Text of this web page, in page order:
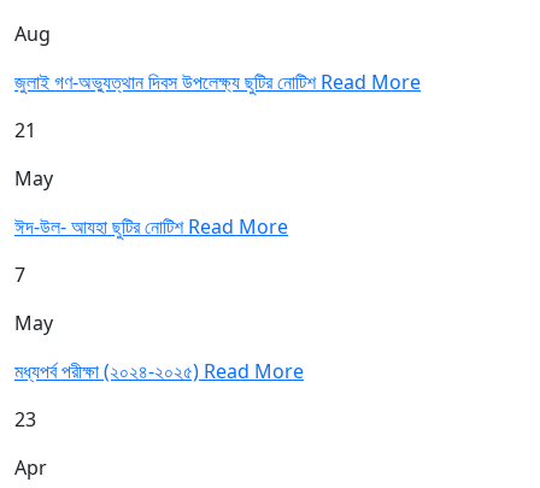
Aug
জুলাই গণ-অভ্যুত্থান দিবস উপলেক্ষ্য ছুটির নোটিশRead More
21
May
ঈদ-উল- আযহা ছুটির নোটিশRead More
7
May
মধ্যপর্ব পরীক্ষা (২০২৪-২০২৫) Read More
23
Apr